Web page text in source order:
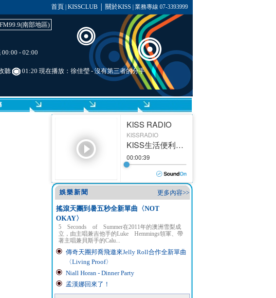
首頁 KISSCLUB 關於KISS| 業務專線 07-3393999
南部地區)
- 02:00
聽 01:20 現在播放： 徐佳瑩- 沒有第三者的分手
更多內容>>
娛樂新聞
搖滾天團到暑五秒全新單曲〈NOT
OKAY〉
5 Seconds of Summer在2011年的澳洲雪梨成
立，由主唱兼吉他手的Luke Hemmings領軍、帶
著主唱兼貝斯手的Calu...
傳奇天團邦喬飛邀來Jelly Roll合作全新單曲
〈Living Proof〉
Niall Horan - Dinner Party
孟漢娜回來了！